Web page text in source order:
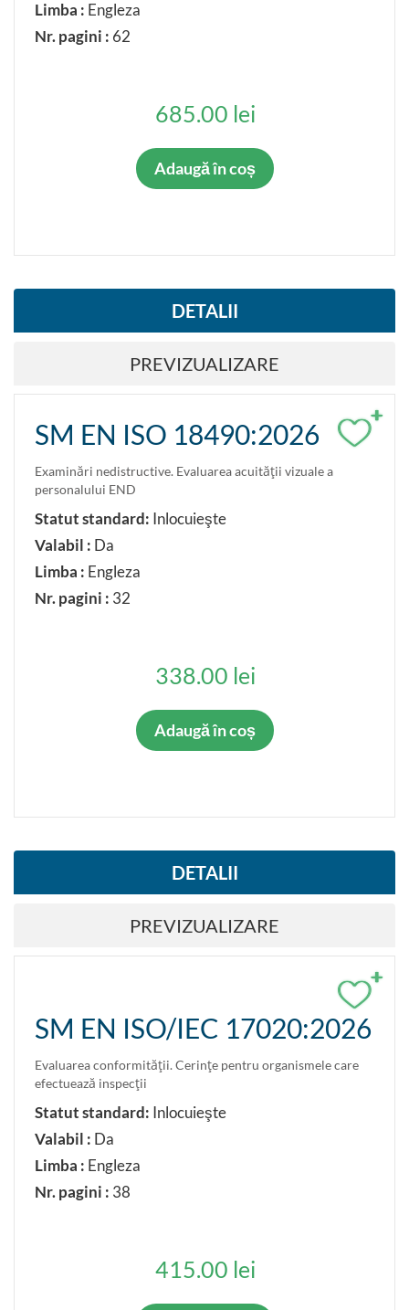
Limba : Engleza
Nr. pagini : 62
685.00 lei
Adaugă în coș
DETALII
PREVIZUALIZARE
+
SM EN ISO 18490:2026
Examinări nedistructive. Evaluarea acuităţii vizuale a
personalului END
Statut standard: Inlocuieşte
Valabil : Da
Limba : Engleza
Nr. pagini : 32
338.00 lei
Adaugă în coș
DETALII
PREVIZUALIZARE
+
SM EN ISO/IEC 17020:2026
Evaluarea conformităţii. Cerinţe pentru organismele care
efectuează inspecţii
Statut standard: Inlocuieşte
Valabil : Da
Limba : Engleza
Nr. pagini : 38
415.00 lei